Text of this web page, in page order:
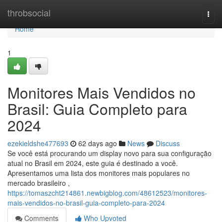
throbsocial
Home
Home
1
Monitores Mais Vendidos no
Brasil: Guia Completo para
2024
ezekieldshe477693 62 days ago News
Discuss
Se você está procurando um display novo para sua configuração
atual no Brasil em 2024, este guia é destinado a você.
Apresentamos uma lista dos monitores mais populares no
mercado brasileiro ,
https://tomaszcht214861.newbigblog.com/48612523/monitores-
mais-vendidos-no-brasil-guia-completo-para-2024
Comments
Who Upvoted